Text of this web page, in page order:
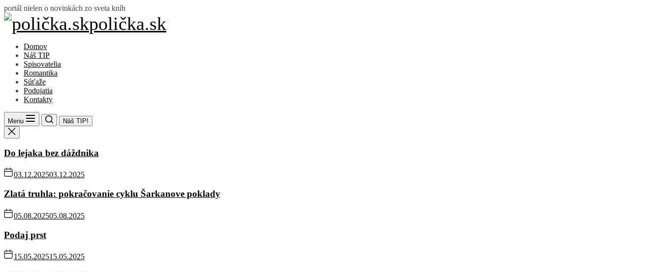
Skip
to
content
portál nielen o novinkách zo sveta kníh
polička.sk
polička.sk
Domov
Náš TIP
Spisovatelia
Romantika
Súťaže
Podujatia
Kontakty
Menu Náš TIP!
Do lejaka bez dáždnika
03.12.202503.12.2025
Zlatá truhla: pokračovanie cyklu Šarkanove poklady
05.08.202505.08.2025
Podaj prst
15.05.202515.05.2025